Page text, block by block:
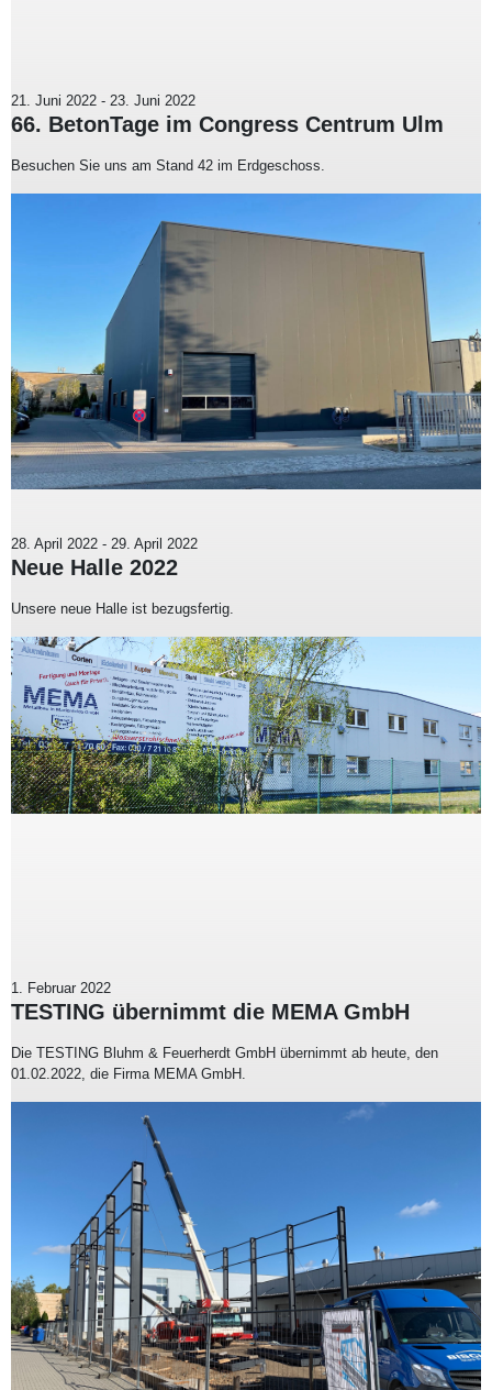
21. Juni 2022 - 23. Juni 2022
66. BetonTage im Congress Centrum Ulm
Besuchen Sie uns am Stand 42 im Erdgeschoss.
28. April 2022 - 29. April 2022
Neue Halle 2022
Unsere neue Halle ist bezugsfertig.
1. Februar 2022
TESTING übernimmt die MEMA GmbH
Die TESTING Bluhm & Feuerherdt GmbH übernimmt ab heute, den
01.02.2022, die Firma MEMA GmbH.